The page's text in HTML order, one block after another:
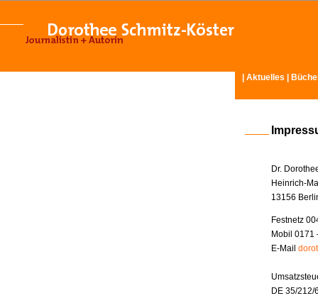
Aktuelles
Dr.
Heinrich-
13156
Festnetz
Mobil 0171
E-Mail
DE 35/212/